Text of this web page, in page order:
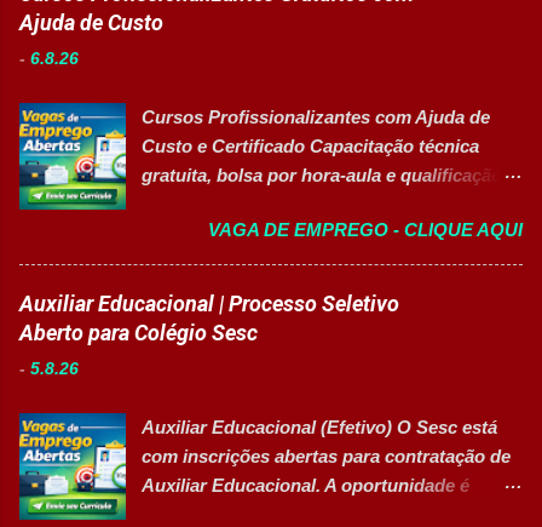
profissional qualificado para coordenar as
equipamentos, a gestão otimizada de
recursos energéticos e a liderança
estratégica em projetos de melhoria
Responsabilidades Assegurar a manutenção
eficiente dos equipamentos das áreas de
utilidades, elétrica e setores auxiliares.
Identificar oportunidades de melhoria
disponibilidade e alta confiabilidade
operacional dos processos industriais.
Liderar a gestão da ...
Ajuda de Custo
- 6.8.26
Cursos Profissionalizantes com Ajuda de
Custo e Certificado Capacitação técnica
gratuita, bolsa por hora-aula e qualificação
MINHA VAGA Sobre o Programa de
Qualificação Estão abertas as inscrições
para programas de formação
profissionalizante voltados para o
desenvolvimento de carreiras e capacitação
certificação reconhecida, os participantes
contam com uma ajuda de custo calculada
em R$ 6,00 por hora-aula frequentada , ideal
VAGA DE EMPREGO - CLIQUE AQUI
Auxiliar Educacional | Processo Seletivo
Aberto para Colégio Sesc
- 5.8.26
Auxiliar Educacional (Efetivo) O Sesc está
com inscrições abertas para contratação de
Auxiliar Educacional. A oportunidade é